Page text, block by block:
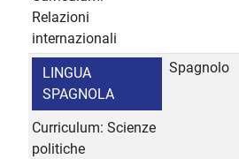
Relazioni
internazionali
LINGUA
SPAGNOLA
Curriculum: Scienze
politiche
Spagnolo